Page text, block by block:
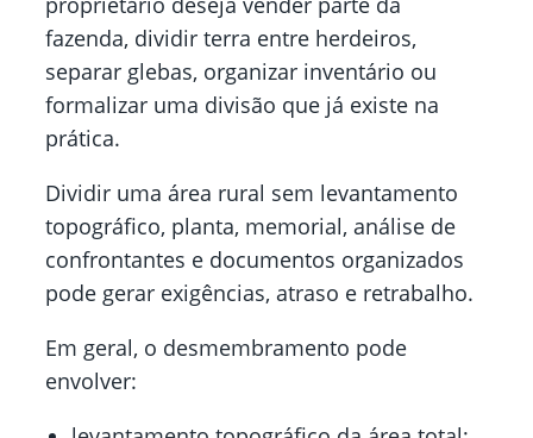
fazenda, dividir terra entre herdeiros,
separar glebas, organizar inventário ou
formalizar uma divisão que já existe na
prática.
Dividir uma área rural sem levantamento
topográfico, planta, memorial, análise de
confrontantes e documentos organizados
pode gerar exigências, atraso e retrabalho.
Em geral, o desmembramento pode
envolver: